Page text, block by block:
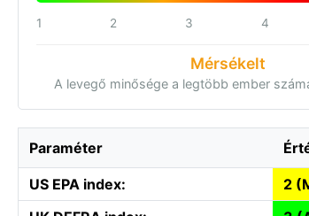
1 2 3 4
Mérsékelt
A levegő minősége a legtöbb ember
Paraméter
US EPA index:
2